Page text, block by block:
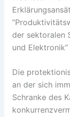
der sektoralen
und Elektronik”
Die
an der sich
Schranke des